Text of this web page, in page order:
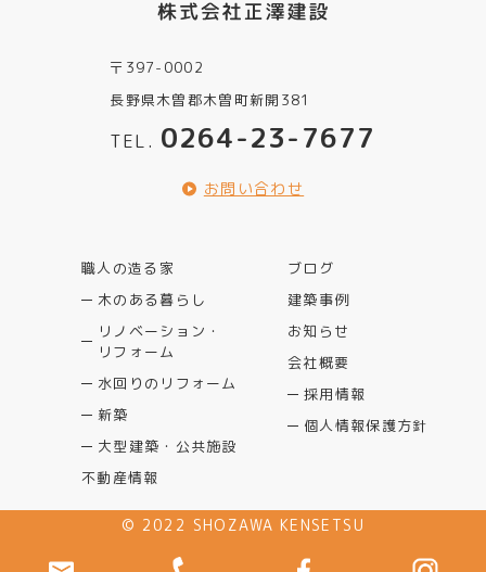
〒397-0002
長野県木曽郡木曽町新開381
TEL. 0264-23-7677
お問い合わせ
職人の造る家
木のある暮らし
リノベーション・
リフォーム
水回りのリフォーム
新築
大型建築・公共施設
不動産情報
ブログ
建築事例
お知らせ
会社概要
採用情報
個人情報保護方針
© 2022 SHOZAWA KENSETSU